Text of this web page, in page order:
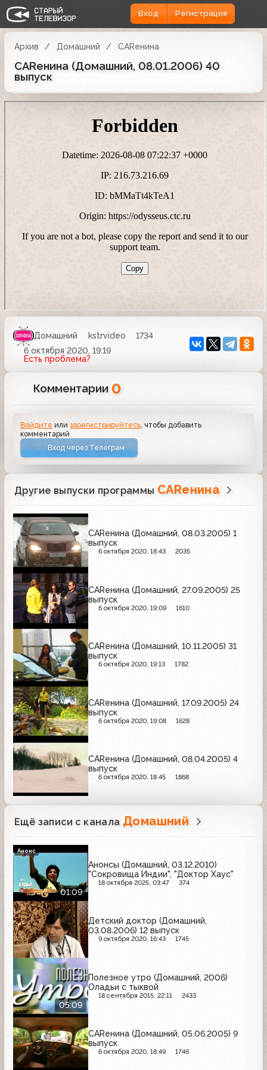
Вход Регистрация
Архив Домашний CARенина
CARенина (Домашний, 08.01.2006) 40
выпуск
Домашний kstrvideo
1734
6 октября 2020, 19:19
Есть проблема?
Комментарии 0
Войдите илизарегистрируйтесь , чтобы добавить
комментарий
Вход через Телеграм
Другие выпуски программы CARенина
CARенина (Домашний, 08.03.2005) 1
выпуск
6 октября 2020, 18:43 2035
CARенина (Домашний, 27.09.2005) 25
выпуск
6 октября 2020, 19:09 1610
CARенина (Домашний, 10.11.2005) 31
выпуск
6 октября 2020, 19:13 1782
CARенина (Домашний, 17.09.2005) 24
выпуск
6 октября 2020, 19:08 1628
CARенина (Домашний, 08.04.2005) 4
выпуск
6 октября 2020, 18:45 1868
Ещё записи с канала Домашний
01:09
Анонсы (Домашний, 03.12.2010)
"Сокровища Индии", "Доктор Хаус"
18 октября 2025, 03:47 374
Анонс
Детский доктор (Домашний,
03.08.2006) 12 выпуск
9 октября 2020, 16:43 1745
05:09
Полезное утро (Домашний, 2006)
Оладьи с тыквой
18 сентября 2015, 22:11 2433
CARенина (Домашний, 05.06.2005) 9
выпуск
6 октября 2020, 18:49 1746